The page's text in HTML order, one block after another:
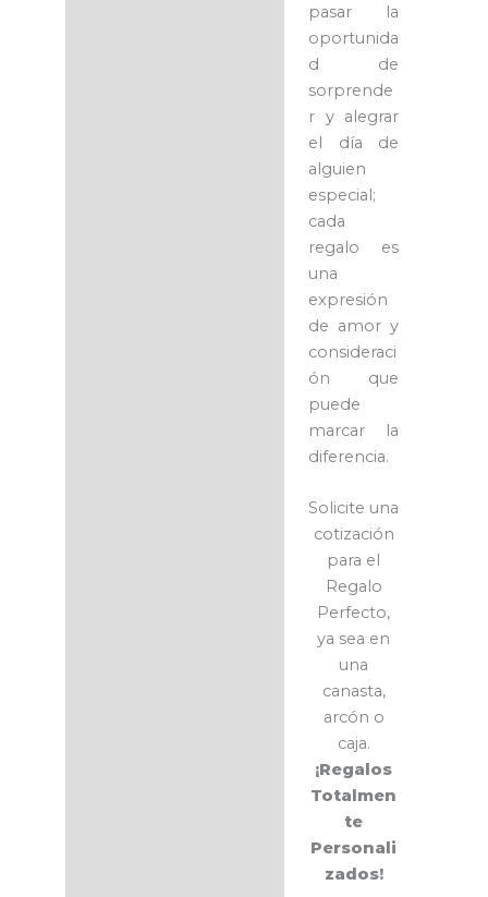
pasar la
oportunida
d de
sorprende
r y alegrar
el día de
alguien
especial;
cada
regalo es
una
expresión
de amor y
consideraci
ón que
puede
marcar la
diferencia.
Solicite una
cotización
para el
Regalo
Perfecto,
ya sea en
una
canasta,
arcón o
caja.
¡Regalos
Totalmen
te
Personali
zados!